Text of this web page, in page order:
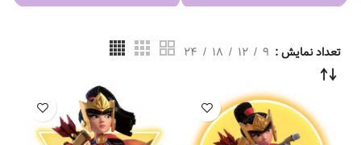
تعداد نمایش 9
12
18
24